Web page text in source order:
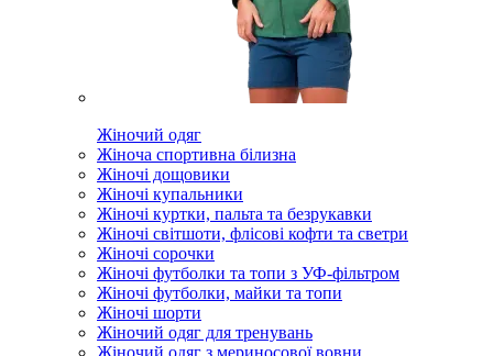
Жіночий одяг
Жіноча спортивна білизна
Жіночі дощовики
Жіночі купальники
Жіночі куртки, пальта та безрукавки
Жіночі світшоти, флісові кофти та светри
Жіночі сорочки
Жіночі футболки та топи з УФ-фільтром
Жіночі футболки, майки та топи
Жіночі шорти
Жіночий одяг для тренувань
Жіночий одяг з мериносової вовни